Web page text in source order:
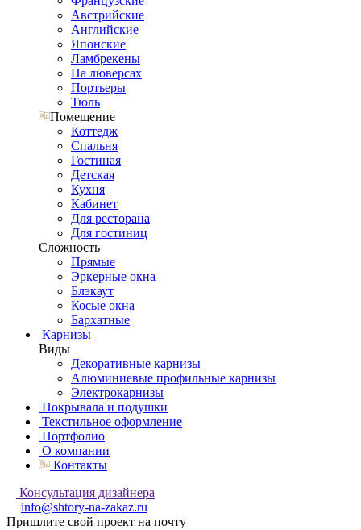
Австрийские
Английские
Японские
Ламбрекены
На люверсах
Портьеры
Тюль
Помещение
Коттедж
Спальня
Гостиная
Детская
Кухня
Кабинет
Для ресторана
Для гостиниц
Сложность
Прямые
Эркерные окна
Блэкаут
Косые окна
Бархатные
Карнизы
Виды
Декоративные карнизы
Алюминиевые профильные карнизы
Электрокарнизы
Покрывала и подушки
Текстильное оформление
Портфолио
О компании
Контакты
Консультация дизайнера
info@shtory-na-zakaz.ru
Пришлите свой проект на почту